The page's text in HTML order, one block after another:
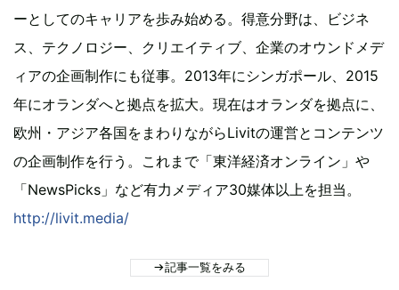
ーとしてのキャリアを歩み始める。得意分野は、ビジネ
ス、テクノロジー、クリエイティブ、企業のオウンドメデ
ィアの企画制作にも従事。2013年にシンガポール、2015
年にオランダへと拠点を拡大。現在はオランダを拠点に、
欧州・アジア各国をまわりながらLivitの運営とコンテンツ
の企画制作を行う。これまで「東洋経済オンライン」や
「NewsPicks」など有力メディア30媒体以上を担当。
http://livit.media/
記事一覧をみる